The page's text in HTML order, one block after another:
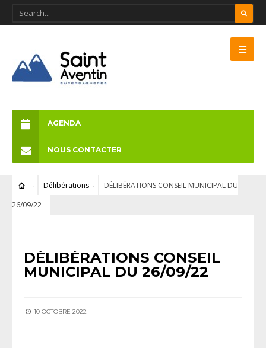
AGENDA
NOUS CONTACTER
Délibérations
DÉLIBÉRATIONS CONSEIL MUNICIPAL DU
26/09/22
DÉLIBÉRATIONS CONSEIL
MUNICIPAL DU 26/09/22
10 OCTOBRE 2022